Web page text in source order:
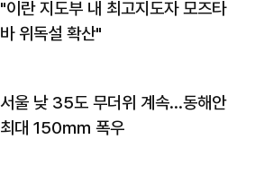
"이란 지도부 내 최고지도자 모즈타
바 위독설 확산"
서울 낮 35도 무더위 계속…동해안
최대 150㎜ 폭우